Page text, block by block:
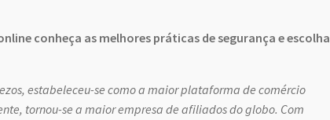
conheça as melhores práticas de segurança e escolha
estabeleceu-se como a maior plataforma de comércio
tornou-se a maior empresa de afiliados do globo. Com